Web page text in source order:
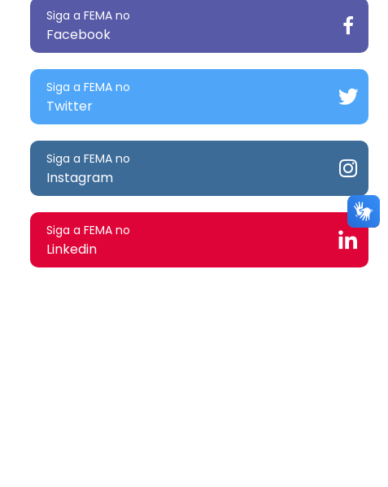
Siga a FEMA no
Facebook
Siga a FEMA no
Twitter
Siga a FEMA no
Instagram
Siga a FEMA no
Linkedin